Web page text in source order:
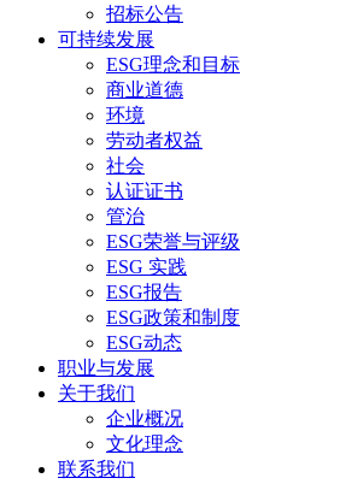
招标公告
可持续发展
ESG理念和目标
商业道德
环境
劳动者权益
社会
认证证书
管治
ESG荣誉与评级
ESG 实践
ESG报告
ESG政策和制度
ESG动态
职业与发展
关于我们
企业概况
文化理念
联系我们